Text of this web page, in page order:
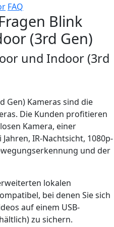
FAQ
Blink
(3rd Gen)
und Indoor (3rd
Gen) Kameras sind die
Die Kunden profitieren
Kamera, einer
IR-Nachtsicht, 1080p-
und der
lokalen
bei denen Sie sich
auf einem USB-
zu sichern.